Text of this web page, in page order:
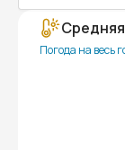
Погода на весь